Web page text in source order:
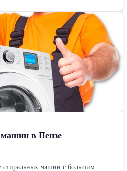
в Пензе
стиральных машин с большим